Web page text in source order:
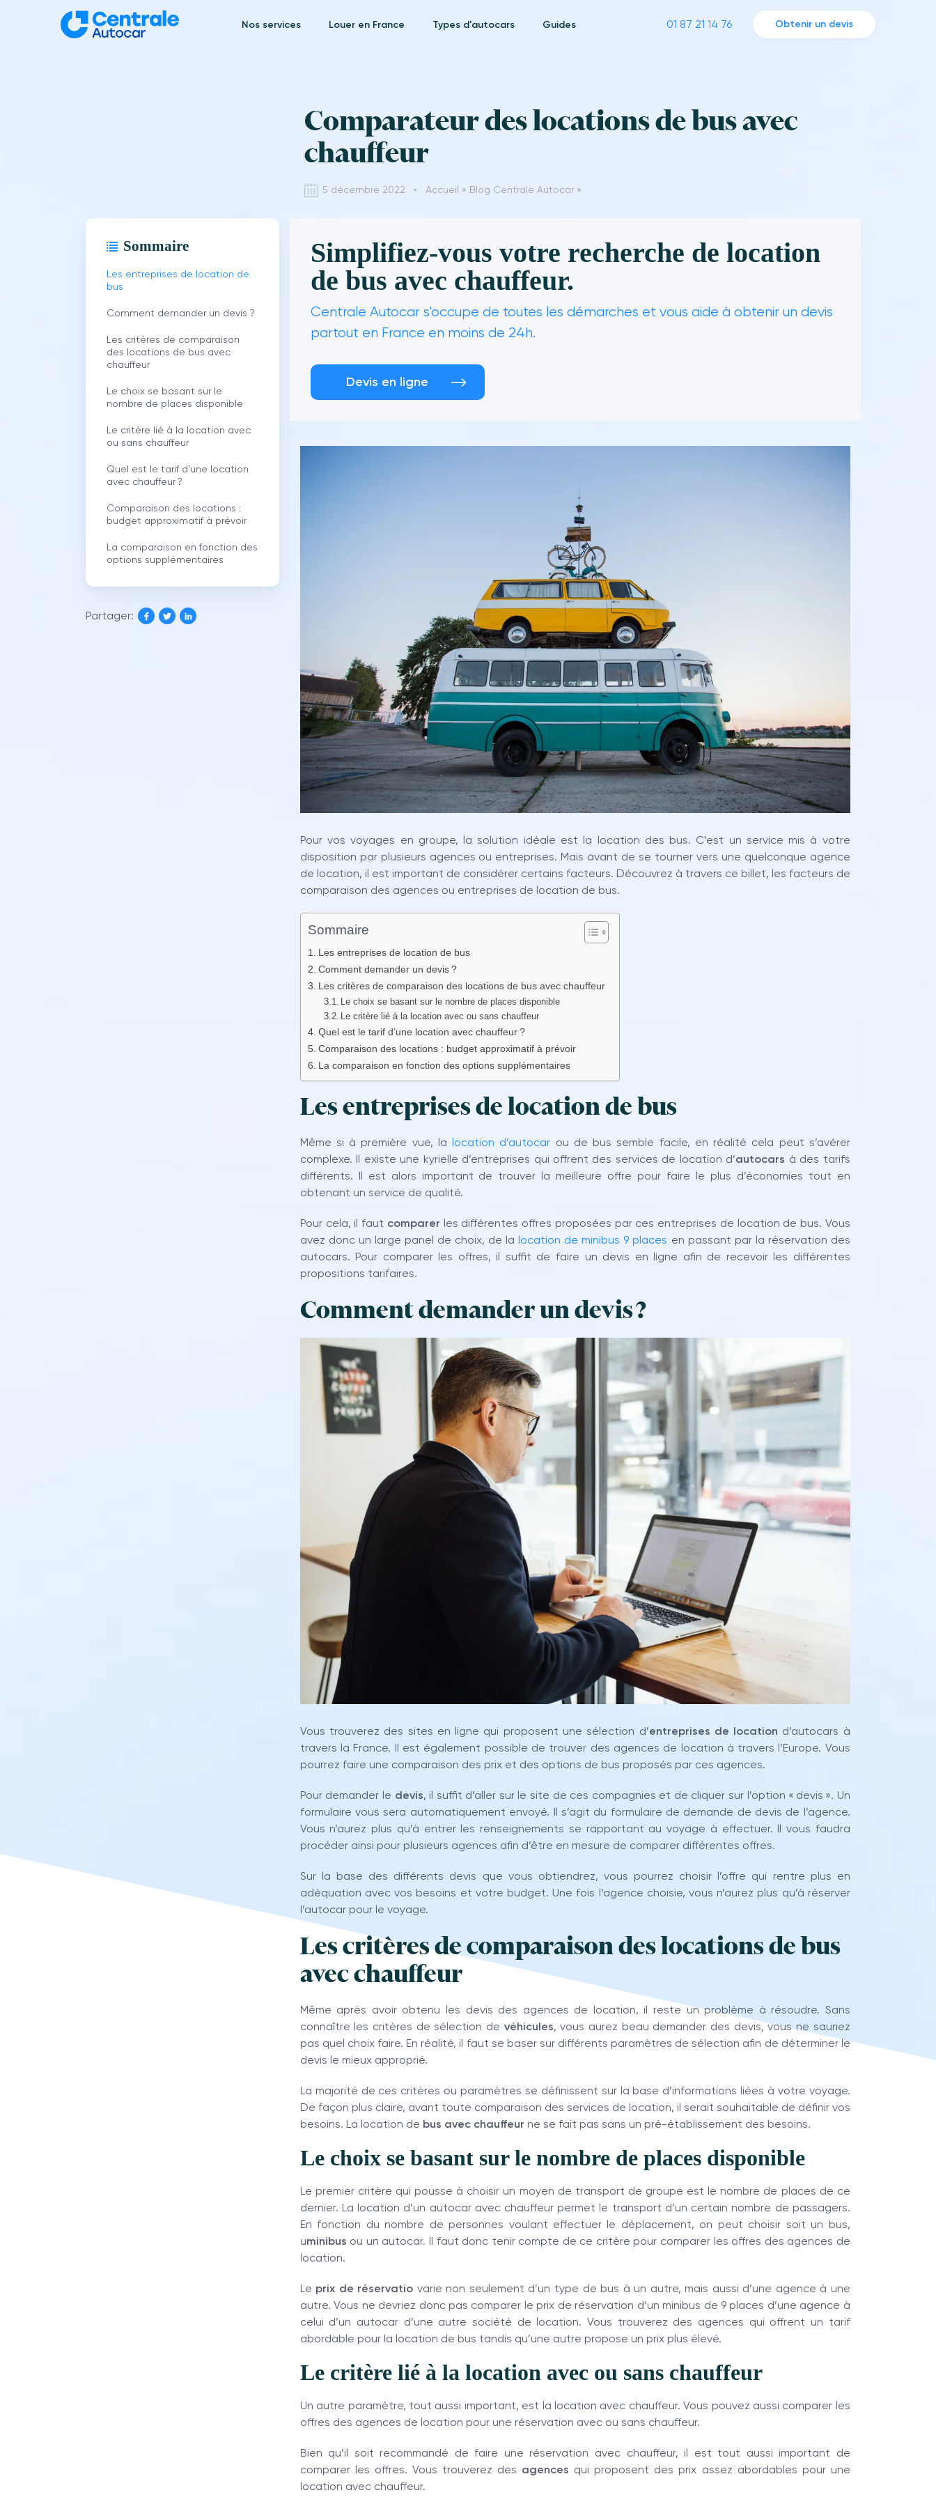
Nos services Louer en France Types d'autocars Guides 01 87 21 14 76 Obtenir un devis
Comparateur des locations de bus avec
chauffeur
5 décembre 2022 • Accueil » Blog Centrale Autocar »
Sommaire
Les entreprises de location de
bus
Comment demander un devis ?
Les critères de comparaison
des locations de bus avec
chauffeur
Le choix se basant sur le
nombre de places disponible
Le critère lié à la location avec
ou sans chauffeur
Quel est le tarif d’une location
avec chauffeur ?
Comparaison des locations :
budget approximatif à prévoir
La comparaison en fonction des
options supplémentaires
Partager:
Simplifiez-vous votre recherche de location
de bus avec chauffeur.
Centrale Autocar s'occupe de toutes les démarches et vous aide à obtenir un devis
partout en France en moins de 24h.
Devis en ligne
Pour vos voyages en groupe, la solution idéale est la location des bus. C’est un service mis à votre
disposition par plusieurs agences ou entreprises. Mais avant de se tourner vers une quelconque agence
de location, il est important de considérer certains facteurs. Découvrez à travers ce billet, les facteurs de
comparaison des agences ou entreprises de location de bus.
Sommaire
Les entreprises de location de bus
Comment demander un devis ?
Les critères de comparaison des locations de bus avec chauffeur
Le choix se basant sur le nombre de places disponible
Le critère lié à la location avec ou sans chauffeur
Quel est le tarif d’une location avec chauffeur ?
Comparaison des locations : budget approximatif à prévoir
La comparaison en fonction des options supplémentaires
Les entreprises de location de bus
Même si à première vue, lalocation d’autocar ou de bus semble facile, en réalité cela peut s’avérer
complexe. Il existe une kyrielle d’entreprises qui offrent des services de location d’autocars à des tarifs
différents. Il est alors important de trouver la meilleure offre pour faire le plus d’économies tout en
obtenant un service de qualité.
Pour cela, il faut comparer les différentes offres proposées par ces entreprises de location de bus. Vous
avez donc un large panel de choix, de lalocation de minibus 9 places en passant par la réservation des
autocars. Pour comparer les offres, il suffit de faire un devis en ligne afin de recevoir les différentes
propositions tarifaires.
Comment demander un devis ?
Vous trouverez des sites en ligne qui proposent une sélection d’entreprises de location d’autocars à
travers la France. Il est également possible de trouver des agences de location à travers l’Europe. Vous
pourrez faire une comparaison des prix et des options de bus proposés par ces agences.
Pour demander le devis, il suffit d’aller sur le site de ces compagnies et de cliquer sur l’option « devis ». Un
formulaire vous sera automatiquement envoyé. Il s’agit du formulaire de demande de devis de l’agence.
Vous n’aurez plus qu’à entrer les renseignements se rapportant au voyage à effectuer. Il vous faudra
procéder ainsi pour plusieurs agences afin d’être en mesure de comparer différentes offres.
Sur la base des différents devis que vous obtiendrez, vous pourrez choisir l’offre qui rentre plus en
adéquation avec vos besoins et votre budget. Une fois l’agence choisie, vous n’aurez plus qu’à réserver
l’autocar pour le voyage.
Les critères de comparaison des locations de bus
avec chauffeur
Même après avoir obtenu les devis des agences de location, il reste un problème à résoudre. Sans
connaître les critères de sélection de véhicules, vous aurez beau demander des devis, vous ne sauriez
pas quel choix faire. En réalité, il faut se baser sur différents paramètres de sélection afin de déterminer le
devis le mieux approprié.
La majorité de ces critères ou paramètres se définissent sur la base d’informations liées à votre voyage.
De façon plus claire, avant toute comparaison des services de location, il serait souhaitable de définir vos
besoins. La location de bus avec chauffeur ne se fait pas sans un pré-établissement des besoins.
Le choix se basant sur le nombre de places disponible
Le premier critère qui pousse à choisir un moyen de transport de groupe est le nombre de places de ce
dernier. La location d’un autocar avec chauffeur permet le transport d’un certain nombre de passagers.
En fonction du nombre de personnes voulant effectuer le déplacement, on peut choisir soit un bus,
uminibus ou un autocar. Il faut donc tenir compte de ce critère pour comparer les offres des agences de
location.
Le prix de réservatio varie non seulement d’un type de bus à un autre, mais aussi d’une agence à une
autre. Vous ne devriez donc pas comparer le prix de réservation d’un minibus de 9 places d’une agence à
celui d’un autocar d’une autre société de location. Vous trouverez des agences qui offrent un tarif
abordable pour la location de bus tandis qu’une autre propose un prix plus élevé.
Le critère lié à la location avec ou sans chauffeur
Un autre paramètre, tout aussi important, est la location avec chauffeur. Vous pouvez aussi comparer les
offres des agences de location pour une réservation avec ou sans chauffeur.
Bien qu’il soit recommandé de faire une réservation avec chauffeur, il est tout aussi important de
comparer les offres. Vous trouverez des agences qui proposent des prix assez abordables pour une
location avec chauffeur.